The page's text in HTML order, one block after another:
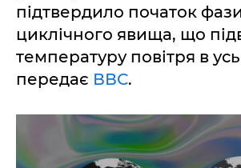
підтвердило початок
циклічного явища, що
температуру повітря в
передає ВВС.